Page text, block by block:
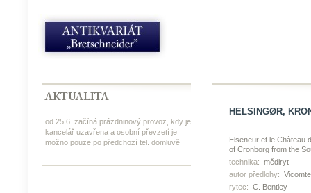
od 25.6. začíná prázdninový provoz, kdy je
kancelář uzavřena a osobní převzetí je
možno pouze po předchozí tel. domluvě
HELSINGØR,
Elseneur et le Château
of Cronborg from the
technika: mědiryt
autor předlohy:
rytec: C. Bentley